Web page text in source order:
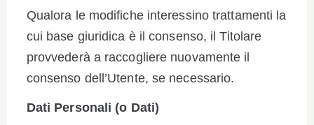
Qualora le modifiche interessino trattamenti la
cui base giuridica è il consenso, il Titolare
provvederà a raccogliere nuovamente il
consenso dell’Utente, se necessario.
Dati Personali (o Dati)